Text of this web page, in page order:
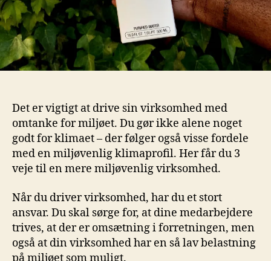
Det er vigtigt at drive sin virksomhed med
omtanke for miljøet. Du gør ikke alene noget
godt for klimaet – der følger også visse fordele
med en miljøvenlig klimaprofil. Her får du 3
veje til en mere miljøvenlig virksomhed.
Når du driver virksomhed, har du et stort
ansvar. Du skal sørge for, at dine medarbejdere
trives, at der er omsætning i forretningen, men
også at din virksomhed har en så lav belastning
på miljøet som muligt.